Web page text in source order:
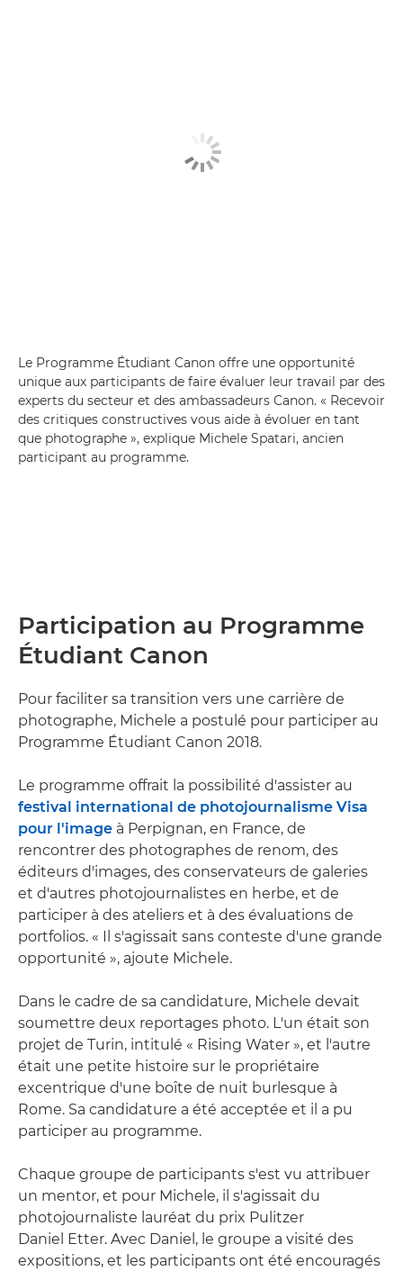
Le Programme Étudiant Canon offre une opportunité
unique aux participants de faire évaluer leur travail par des
experts du secteur et des ambassadeurs Canon. « Recevoir
des critiques constructives vous aide à évoluer en tant
que photographe », explique Michele Spatari, ancien
participant au programme.
Participation au Programme
Étudiant Canon
Pour faciliter sa transition vers une carrière de
photographe, Michele a postulé pour participer au
Programme Étudiant Canon 2018.
Le programme offrait la possibilité d'assister au
festival international de photojournalisme Visa
pour l'image à Perpignan, en France, de
rencontrer des photographes de renom, des
éditeurs d'images, des conservateurs de galeries
et d'autres photojournalistes en herbe, et de
participer à des ateliers et à des évaluations de
portfolios. « Il s'agissait sans conteste d'une grande
opportunité », ajoute Michele.
Dans le cadre de sa candidature, Michele devait
soumettre deux reportages photo. L'un était son
projet de Turin, intitulé « Rising Water », et l'autre
était une petite histoire sur le propriétaire
excentrique d'une boîte de nuit burlesque à
Rome. Sa candidature a été acceptée et il a pu
participer au programme.
Chaque groupe de participants s'est vu attribuer
un mentor, et pour Michele, il s'agissait du
photojournaliste lauréat du prix Pulitzer
Daniel Etter. Avec Daniel, le groupe a visité des
expositions, et les participants ont été encouragés